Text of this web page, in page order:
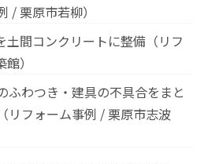
/ 栗原市若柳）
土間コンクリートに整備（リフ
）
ふわつき・建具の不具合をまと
リフォーム事例 / 栗原市志波